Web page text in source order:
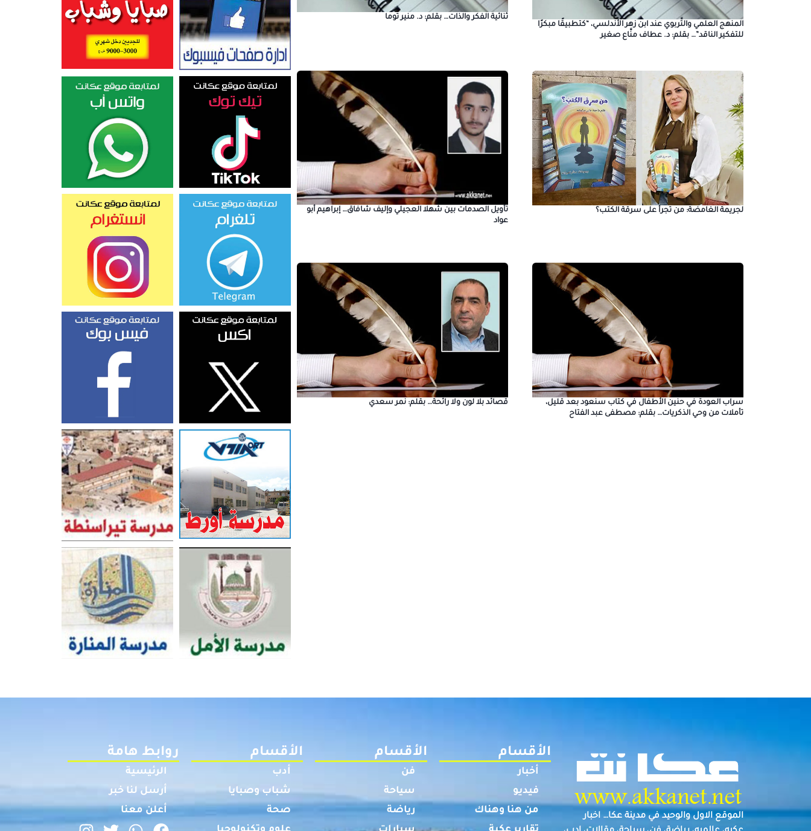
المنهج العلمي والتَّربوي عند ابن زهر الأندلسي، “كتطبيقًا مبكرًا
للتفكير الناقد”… بقلم: د. عطاف منَّاع صغير
ثنائية الفكر والذات… بقلم: د. منير توما
لجريمة الغامضة: من تجرأ على سرقة الكتب؟
تأويل الصدمات بين شهلا العجيلي وإليف شافاق… إبراهيم أبو
عواد
سراب العودة في حنين الأطفال في كتاب سنعود بعد قليل،
تأملات من وحي الذكريات… بقلم: مصطفى عبد الفتاح
قصائد بلا لون ولا رائحة… بقلم: نمر سعدي
الموقع الاول والوحيد في مدينة عكا… اخبار
الأقسام
أخبار
فيديو
من هنا وهناك
الأقسام
فن
سياحة
رياضة
الأقسام
أدب
شباب وصبايا
صحة
روابط هامة
الرئيسية
أرسل لنا خبر
أعلن معنا